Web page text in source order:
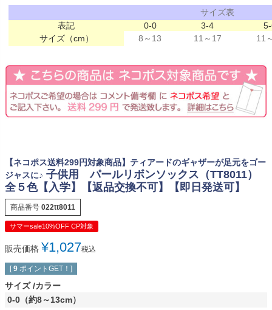
サイズ表
表記
0-0 3-4
サイズ（cm）
8～13 11～17 11
【ネコポス送料299円対象商品】ティアードのギャザーが足元をゴー
ジャスに♪ 子供用 パールリボンソックス（TT8011）
全５色【入学】【返品交換不可】【即日発送可】
商品番号 022tt8011
サマーsale10%OFF CP対象
販売価格 ¥1,027税込
[ 9 ポイントGET！]
サイズ カラー
0-0（約8～13cm）